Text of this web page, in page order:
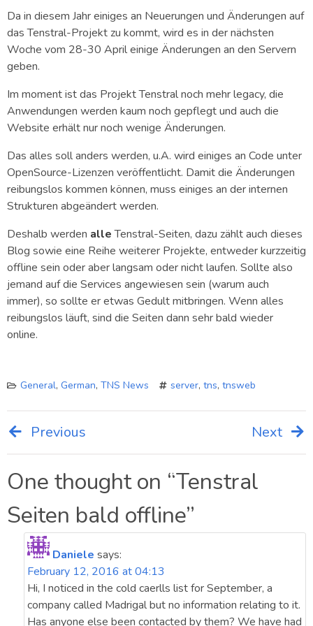
Da in diesem Jahr einiges an Neuerungen und Änderungen auf
das Tenstral-Projekt zu kommt, wird es in der nächsten
Woche vom 28-30 April einige Änderungen an den Servern
geben.
Im moment ist das Projekt Tenstral noch mehr legacy, die
Anwendungen werden kaum noch gepflegt und auch die
Website erhält nur noch wenige Änderungen.
Das alles soll anders werden, u.A. wird einiges an Code unter
OpenSource-Lizenzen veröffentlicht. Damit die Änderungen
reibungslos kommen können, muss einiges an der internen
Strukturen abgeändert werden.
Deshalb werden alleTenstral-Seiten, dazu zählt auch dieses
Blog sowie eine Reihe weiterer Projekte, entweder kurzzeitig
offline sein oder aber langsam oder nicht laufen. Sollte also
jemand auf die Services angewiesen sein (warum auch
immer), so sollte er etwas Gedult mitbringen. Wenn alles
reibungslos läuft, sind die Seiten dann sehr bald wieder
online.
General, German, TNS News server, tns, tnsweb
Post
navigation
Previous Next
One thought on “Tenstral
Seiten bald offline”
Daniele says:
February 12, 2016 at 04:13
Hi, I noticed in the cold caerlls list for September, a
company called Madrigal but no information relating to it.
Has anyone else been contacted by them? We have had